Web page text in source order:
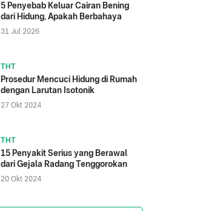
5 Penyebab Keluar Cairan Bening
dari Hidung, Apakah Berbahaya
31 Jul 2026
THT
Prosedur Mencuci Hidung di Rumah
dengan Larutan Isotonik
27 Okt 2024
THT
15 Penyakit Serius yang Berawal
dari Gejala Radang Tenggorokan
20 Okt 2024